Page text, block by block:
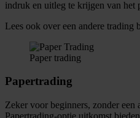
indruk en uitleg te krijgen van het
Lees ook over een andere trading
Paper trading
Papertrading
Zeker voor beginners, zonder een